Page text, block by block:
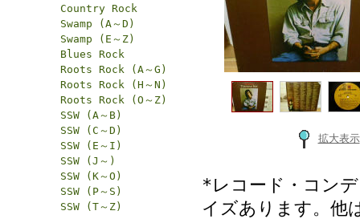
Country Rock
Swamp (A～D)
Swamp (E～Z)
Blues Rock
Roots Rock (A～G)
Roots Rock (H～N)
Roots Rock (O～Z)
SSW (A～B)
SSW (C～D)
SSW (E～I)
SSW (J～)
SSW (K～O)
SSW (P～S)
SSW (T～Z)
拡大表示
*レコード・コ
イズあります。他